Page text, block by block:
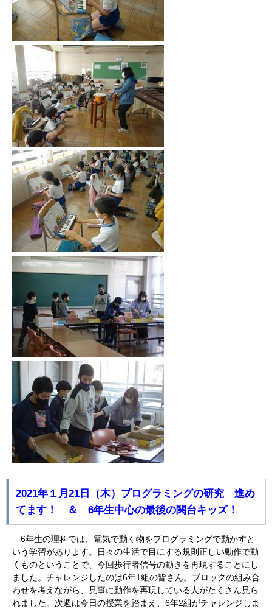
2021年１月21日（木）プログラミングの研究 進め
てます！ ＆ 6年生中心の最後の関台キッズ！
6年生の理科では、電気で動く物をプログラミングで動かすと
いう学習があります。日々の生活で目にする規則正しい動作で動
くものということで、今回歩行者信号の動きを再現することにし
ました。チャレンジしたのは6年1組の皆さん。ブロックの組み合
わせを考えながら、見事に動作を再現している人がたくさん見ら
れました。次週は今日の授業を踏まえ、6年2組がチャレンジしま